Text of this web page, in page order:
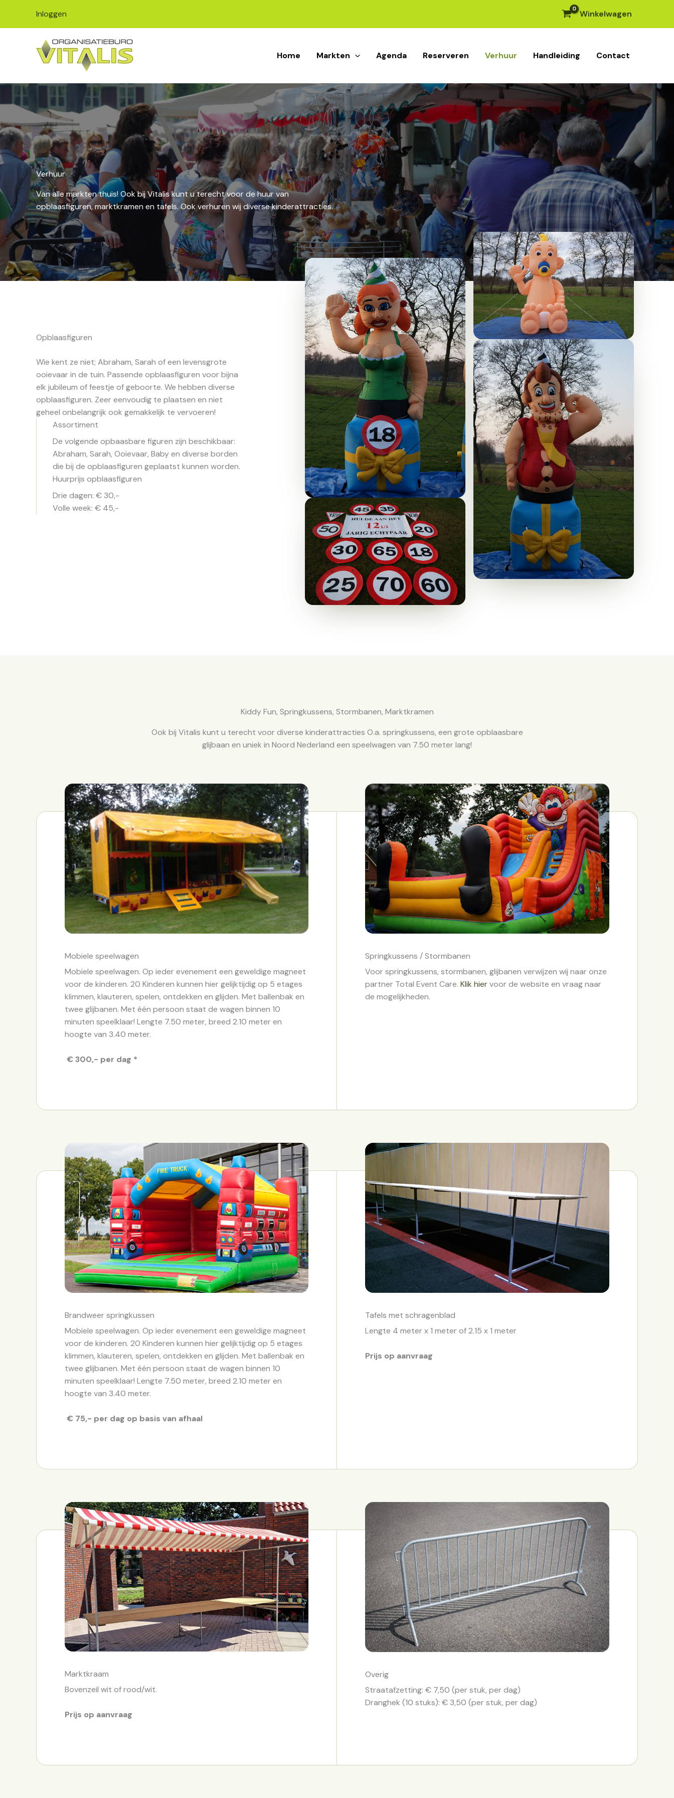
de
Inloggen Winkelwagen
Home Markten Agenda Reserveren Verhuur Handleiding Contact
Verhuur
Van alle markten thuis! Ook bij Vitalis kunt u terecht voor de huur van
opblaasfiguren, marktkramen en tafels. Ook verhuren wij diverse kinderattracties.
Opblaasfiguren
Wie kent ze niet; Abraham, Sarah of een levensgrote
ooievaar in de tuin. Passende opblaasfiguren voor bijna
elk jubileum of feestje of geboorte. We hebben diverse
opblaasfiguren. Zeer eenvoudig te plaatsen en niet
geheel onbelangrijk ook gemakkelijk te vervoeren!
Assortiment
De volgende opbaasbare figuren zijn beschikbaar:
Abraham, Sarah, Ooievaar, Baby en diverse borden
die bij de opblaasfiguren geplaatst kunnen worden.
Huurprijs opblaasfiguren
Drie dagen: € 30,-
Volle week: € 45,-
Kiddy Fun, Springkussens, Stormbanen, Marktkramen
Ook bij Vitalis kunt u terecht voor diverse kinderattracties O.a. springkussens, een grote opblaasbare
glijbaan en uniek in Noord Nederland een speelwagen van 7.50 meter lang!
Mobiele speelwagen
Mobiele speelwagen. Op ieder evenement een geweldige magneet
voor de kinderen. 20 Kinderen kunnen hier gelijktijdig op 5 etages
klimmen, klauteren, spelen, ontdekken en glijden. Met ballenbak en
twee glijbanen. Met één persoon staat de wagen binnen 10
minuten speelklaar! Lengte 7.50 meter, breed 2.10 meter en
hoogte van 3.40 meter.
€ 300,- per dag *
Springkussens / Stormbanen
Voor springkussens, stormbanen, glijbanen verwijzen wij naar onze
partner Total Event Care. Klik hiervoor de website en vraag naar
de mogelijkheden.
Brandweer springkussen
Mobiele speelwagen. Op ieder evenement een geweldige magneet
voor de kinderen. 20 Kinderen kunnen hier gelijktijdig op 5 etages
klimmen, klauteren, spelen, ontdekken en glijden. Met ballenbak en
twee glijbanen. Met één persoon staat de wagen binnen 10
minuten speelklaar! Lengte 7.50 meter, breed 2.10 meter en
hoogte van 3.40 meter.
€ 75,- per dag op basis van afhaal
Tafels met schragenblad
Lengte 4 meter x 1 meter of 2.15 x 1 meter
Prijs op aanvraag
Marktkraam
Bovenzeil wit of rood/wit.
Prijs op aanvraag
Overig
Straatafzetting: € 7,50 (per stuk, per dag)
Dranghek (10 stuks): € 3,50 (per stuk, per dag)